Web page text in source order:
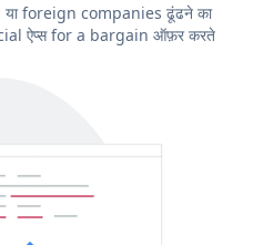
या foreign companies ढूंढने का
ऐप्स for a bargain ऑफ़र करते